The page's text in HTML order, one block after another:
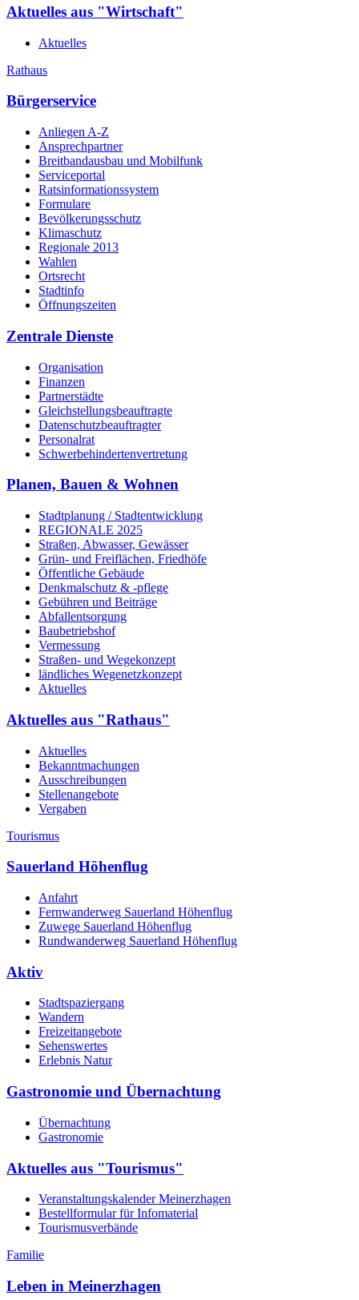
Aktuelles aus "Wirtschaft"
Aktuelles
Rathaus
Bürgerservice
Anliegen A-Z
Ansprechpartner
Breitbandausbau und Mobilfunk
Serviceportal
Ratsinformationssystem
Formulare
Bevölkerungsschutz
Klimaschutz
Regionale 2013
Wahlen
Ortsrecht
Stadtinfo
Öffnungszeiten
Zentrale Dienste
Organisation
Finanzen
Partnerstädte
Gleichstellungsbeauftragte
Datenschutzbeauftragter
Personalrat
Schwerbehinderten­vertretung
Planen, Bauen & Wohnen
Stadtplanung / Stadtentwicklung
REGIONALE 2025
Straßen, Abwasser, Gewässer
Grün- und Freiflächen, Friedhöfe
Öffentliche Gebäude
Denkmalschutz & -pflege
Gebühren und Beiträge
Abfallentsorgung
Baubetriebshof
Vermessung
Straßen- und Wegekonzept
ländliches Wegenetzkonzept
Aktuelles
Aktuelles aus "Rathaus"
Aktuelles
Bekanntmachungen
Ausschreibungen
Stellenangebote
Vergaben
Tourismus
Sauerland Höhenflug
Anfahrt
Fernwanderweg Sauerland Höhenflug
Zuwege Sauerland Höhenflug
Rundwanderweg Sauerland Höhenflug
Aktiv
Stadtspaziergang
Wandern
Freizeitangebote
Sehenswertes
Erlebnis Natur
Gastronomie und Übernachtung
Übernachtung
Gastronomie
Aktuelles aus "Tourismus"
Veranstaltungskalender Meinerzhagen
Bestellformular für Infomaterial
Tourismusverbände
Familie
Leben in Meinerzhagen